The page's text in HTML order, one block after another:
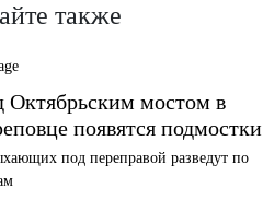
также
Октябрьским мостом в
появятся подмостки
под переправой разведут по